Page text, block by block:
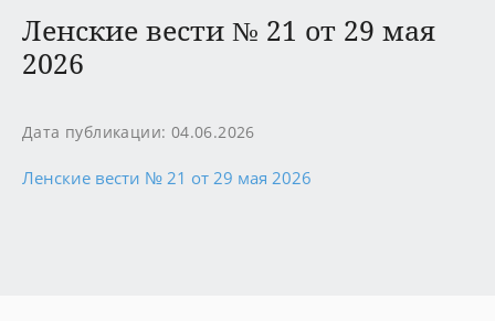
Ленские вести № 21 от 29 мая
2026
Дата публикации: 04.06.2026
Ленские вести № 21 от 29 мая 2026